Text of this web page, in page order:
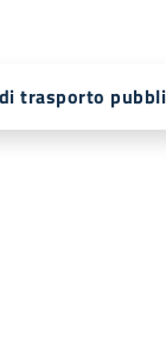
trasporto